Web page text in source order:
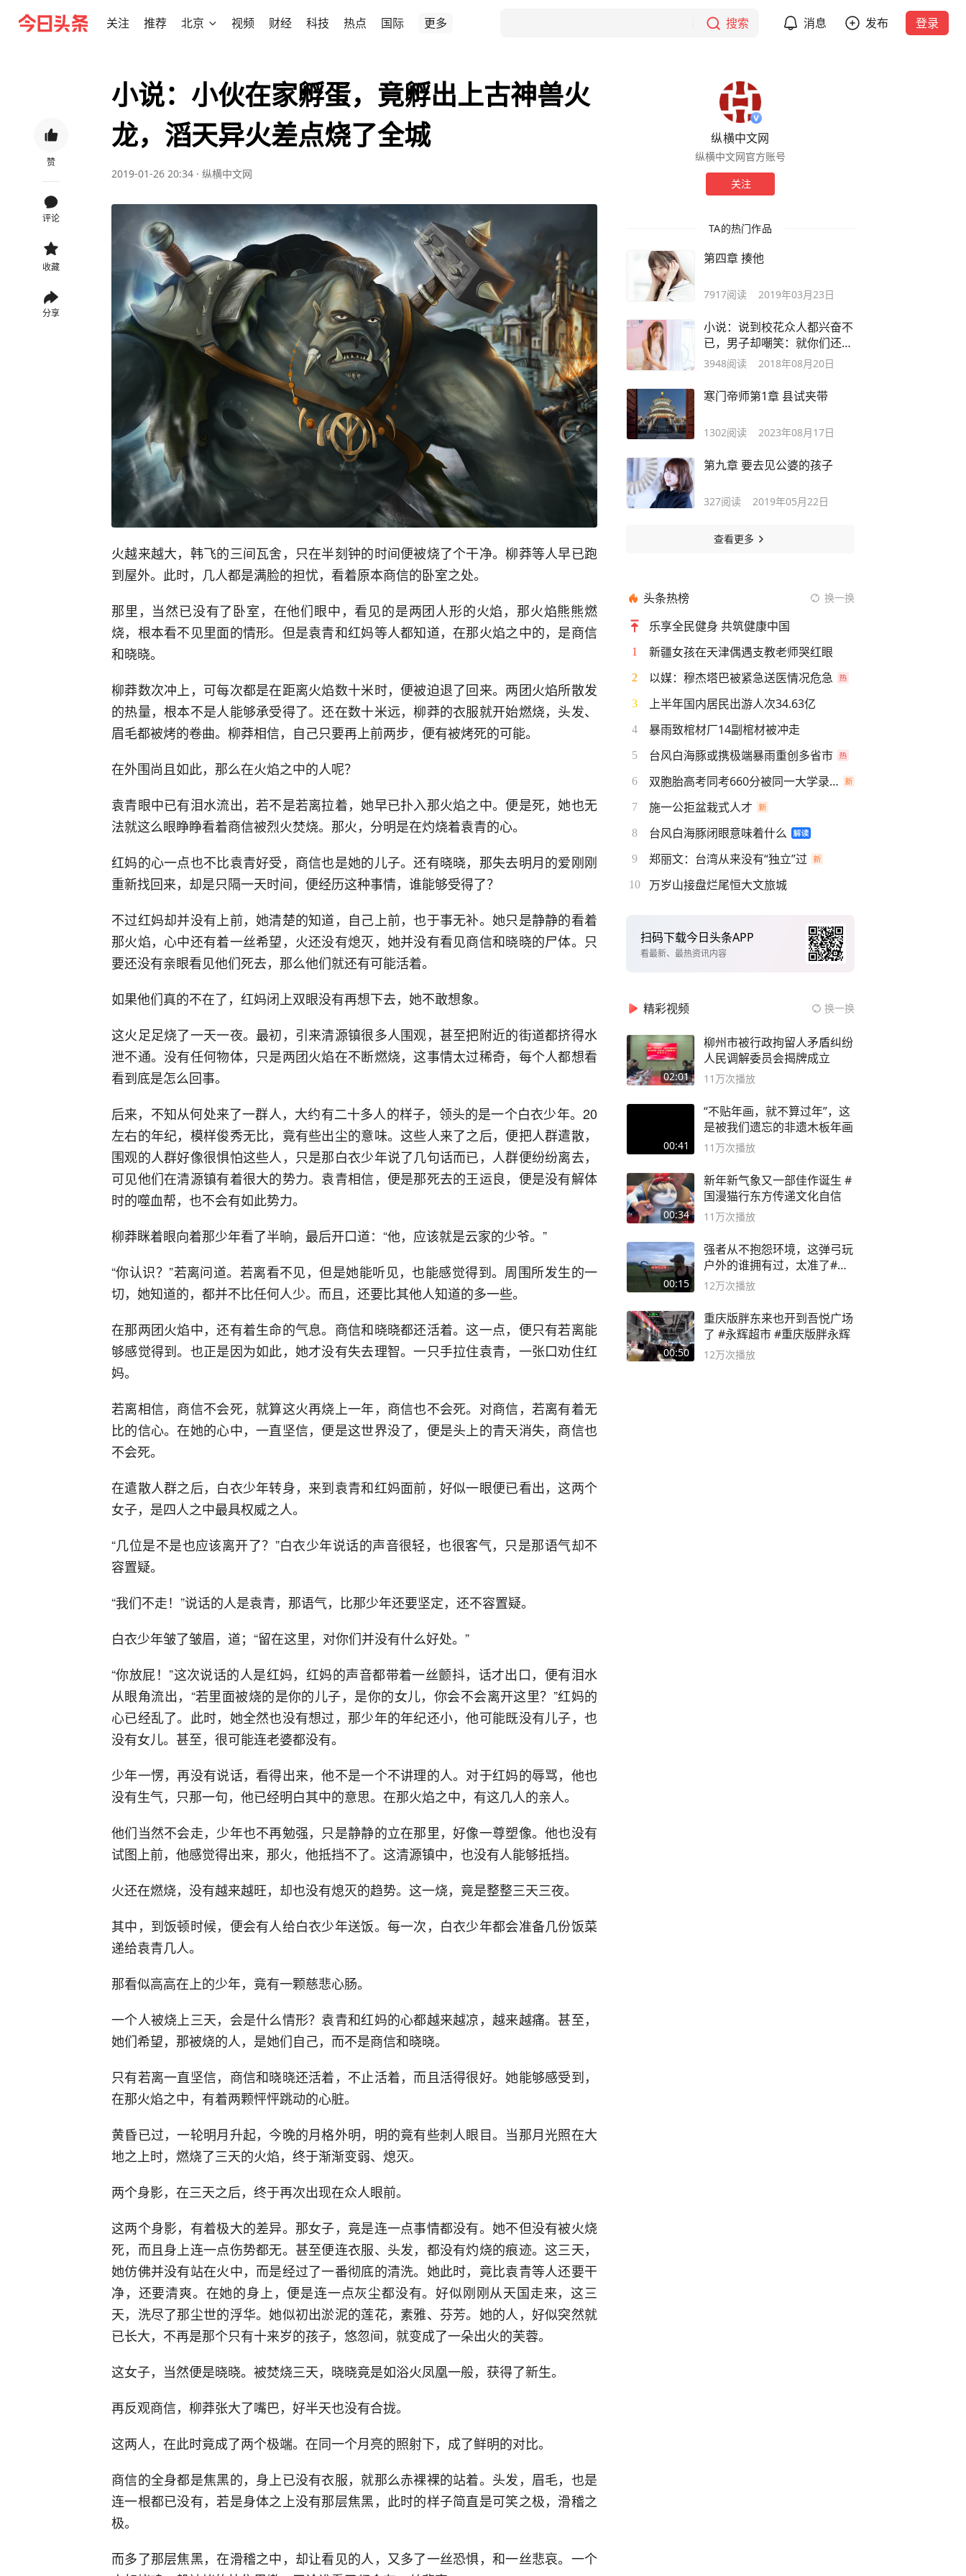
关注 推荐 北京 视频 财经 科技 热点 国际 更多 搜索 消息 发布 登录
赞
评论
收藏
分享
小说：小伙在家孵蛋，竟孵出上古神兽火
龙，滔天异火差点烧了全城
2019-01-26 20:34 · 纵横中文网
火越来越大，韩飞的三间瓦舍，只在半刻钟的时间便被烧了个干净。柳莽等人早已跑
到屋外。此时，几人都是满脸的担忧，看着原本商信的卧室之处。
那里，当然已没有了卧室，在他们眼中，看见的是两团人形的火焰，那火焰熊熊燃
烧，根本看不见里面的情形。但是袁青和红妈等人都知道，在那火焰之中的，是商信
和晓晓。
柳莽数次冲上，可每次都是在距离火焰数十米时，便被迫退了回来。两团火焰所散发
的热量，根本不是人能够承受得了。还在数十米远，柳莽的衣服就开始燃烧，头发、
眉毛都被烤的卷曲。柳莽相信，自己只要再上前两步，便有被烤死的可能。
在外围尚且如此，那么在火焰之中的人呢？
袁青眼中已有泪水流出，若不是若离拉着，她早已扑入那火焰之中。便是死，她也无
法就这么眼睁睁看着商信被烈火焚烧。那火，分明是在灼烧着袁青的心。
红妈的心一点也不比袁青好受，商信也是她的儿子。还有晓晓，那失去明月的爱刚刚
重新找回来，却是只隔一天时间，便经历这种事情，谁能够受得了？
不过红妈却并没有上前，她清楚的知道，自己上前，也于事无补。她只是静静的看着
那火焰，心中还有着一丝希望，火还没有熄灭，她并没有看见商信和晓晓的尸体。只
要还没有亲眼看见他们死去，那么他们就还有可能活着。
如果他们真的不在了，红妈闭上双眼没有再想下去，她不敢想象。
这火足足烧了一天一夜。最初，引来清源镇很多人围观，甚至把附近的街道都挤得水
泄不通。没有任何物体，只是两团火焰在不断燃烧，这事情太过稀奇，每个人都想看
看到底是怎么回事。
后来，不知从何处来了一群人，大约有二十多人的样子，领头的是一个白衣少年。20
左右的年纪，模样俊秀无比，竟有些出尘的意味。这些人来了之后，便把人群遣散，
围观的人群好像很惧怕这些人，只是那白衣少年说了几句话而已，人群便纷纷离去，
可见他们在清源镇有着很大的势力。袁青相信，便是那死去的王运良，便是没有解体
时的噬血帮，也不会有如此势力。
柳莽眯着眼向着那少年看了半晌，最后开口道：“他，应该就是云家的少爷。”
“你认识？”若离问道。若离看不见，但是她能听见，也能感觉得到。周围所发生的一
切，她知道的，都并不比任何人少。而且，还要比其他人知道的多一些。
在那两团火焰中，还有着生命的气息。商信和晓晓都还活着。这一点，便只有若离能
够感觉得到。也正是因为如此，她才没有失去理智。一只手拉住袁青，一张口劝住红
妈。
若离相信，商信不会死，就算这火再烧上一年，商信也不会死。对商信，若离有着无
比的信心。在她的心中，一直坚信，便是这世界没了，便是头上的青天消失，商信也
不会死。
在遣散人群之后，白衣少年转身，来到袁青和红妈面前，好似一眼便已看出，这两个
女子，是四人之中最具权威之人。
“几位是不是也应该离开了？”白衣少年说话的声音很轻，也很客气，只是那语气却不
容置疑。
“我们不走！”说话的人是袁青，那语气，比那少年还要坚定，还不容置疑。
白衣少年皱了皱眉，道；“留在这里，对你们并没有什么好处。”
“你放屁！”这次说话的人是红妈，红妈的声音都带着一丝颤抖，话才出口，便有泪水
从眼角流出，“若里面被烧的是你的儿子，是你的女儿，你会不会离开这里？”红妈的
心已经乱了。此时，她全然也没有想过，那少年的年纪还小，他可能既没有儿子，也
没有女儿。甚至，很可能连老婆都没有。
少年一愣，再没有说话，看得出来，他不是一个不讲理的人。对于红妈的辱骂，他也
没有生气，只那一句，他已经明白其中的意思。在那火焰之中，有这几人的亲人。
他们当然不会走，少年也不再勉强，只是静静的立在那里，好像一尊塑像。他也没有
试图上前，他感觉得出来，那火，他抵挡不了。这清源镇中，也没有人能够抵挡。
火还在燃烧，没有越来越旺，却也没有熄灭的趋势。这一烧，竟是整整三天三夜。
其中，到饭顿时候，便会有人给白衣少年送饭。每一次，白衣少年都会准备几份饭菜
递给袁青几人。
那看似高高在上的少年，竟有一颗慈悲心肠。
一个人被烧上三天，会是什么情形？袁青和红妈的心都越来越凉，越来越痛。甚至，
她们希望，那被烧的人，是她们自己，而不是商信和晓晓。
只有若离一直坚信，商信和晓晓还活着，不止活着，而且活得很好。她能够感受到，
在那火焰之中，有着两颗怦怦跳动的心脏。
黄昏已过，一轮明月升起，今晚的月格外明，明的竟有些刺人眼目。当那月光照在大
地之上时，燃烧了三天的火焰，终于渐渐变弱、熄灭。
两个身影，在三天之后，终于再次出现在众人眼前。
这两个身影，有着极大的差异。那女子，竟是连一点事情都没有。她不但没有被火烧
死，而且身上连一点伤势都无。甚至便连衣服、头发，都没有灼烧的痕迹。这三天，
她仿佛并没有站在火中，而是经过了一番彻底的清洗。她此时，竟比袁青等人还要干
净，还要清爽。在她的身上，便是连一点灰尘都没有。好似刚刚从天国走来，这三
天，洗尽了那尘世的浮华。她似初出淤泥的莲花，素雅、芬芳。她的人，好似突然就
已长大，不再是那个只有十来岁的孩子，悠忽间，就变成了一朵出火的芙蓉。
这女子，当然便是晓晓。被焚烧三天，晓晓竟是如浴火凤凰一般，获得了新生。
再反观商信，柳莽张大了嘴巴，好半天也没有合拢。
这两人，在此时竟成了两个极端。在同一个月亮的照射下，成了鲜明的对比。
商信的全身都是焦黑的，身上已没有衣服，就那么赤裸裸的站着。头发，眉毛，也是
连一根都已没有，若是身体之上没有那层焦黑，此时的样子简直是可笑之极，滑稽之
极。
而多了那层焦黑，在滑稽之中，却让看见的人，又多了一丝恐惧，和一丝悲哀。一个
纵横中文网
纵横中文网官方账号
关注
TA的热门作品
第四章 揍他
7917阅读 2019年03月23日
小说：说到校花众人都兴奋不
已，男子却嘲笑：就你们还想
泡校花？
3948阅读 2018年08月20日
寒门帝师第1章 县试夹带
1302阅读 2023年08月17日
第九章 要去见公婆的孩子
327阅读 2019年05月22日
查看更多
头条热榜 换一换
乐享全民健身 共筑健康中国
1 新疆女孩在天津偶遇支教老师哭红眼
2 以媒：穆杰塔巴被紧急送医情况危急
3 上半年国内居民出游人次34.63亿
4 暴雨致棺材厂14副棺材被冲走
5 台风白海豚或携极端暴雨重创多省市
6 双胞胎高考同考660分被同一大学录取
7 施一公拒盆栽式人才
8 台风白海豚闭眼意味着什么
9 郑丽文：台湾从来没有“独立”过
10 万岁山接盘烂尾恒大文旅城
扫码下载今日头条APP
看最新、最热资讯内容
精彩视频 换一换
02:01
柳州市被行政拘留人矛盾纠纷
人民调解委员会揭牌成立
11万次播放
00:41
“不贴年画，就不算过年”，这
是被我们遗忘的非遗木板年画
11万次播放
00:34
新年新气象又一部佳作诞生 #
国漫猫行东方传递文化自信
11万次播放
00:15
强者从不抱怨环境，这弹弓玩
户外的谁拥有过，太准了#弹
弓#户外
12万次播放
00:50
重庆版胖东来也开到吾悦广场
了 #永辉超市 #重庆版胖永辉
12万次播放